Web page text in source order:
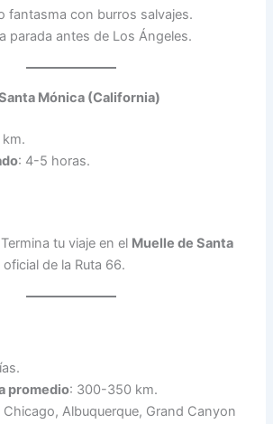
fantasma con burros salvajes.
parada antes de Los Ángeles.
Mónica (California)
: 4-5 horas.
tu viaje en el Muelle de Santa
oficial de la Ruta 66.
promedio: 300-350 km.
Chicago, Albuquerque, Grand Canyon